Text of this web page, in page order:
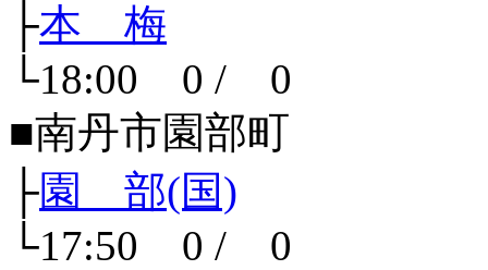
├本 梅
└18:00 0 / 0
■南丹市園部町
├園 部(国)
└17:50 0 / 0